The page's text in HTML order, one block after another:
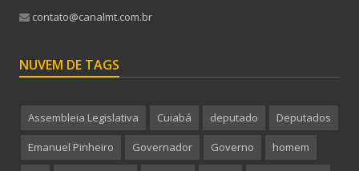
contato@canalmt.com.br
NUVEM DE TAGS
Assembleia Legislativa Cuiabá deputado Deputados
Emanuel Pinheiro Governador Governo homem